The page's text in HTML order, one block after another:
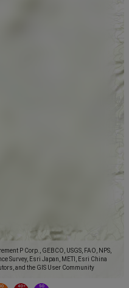
P Corp., GEBCO, USGS, FAO, NPS,
Survey, Esri Japan, METI, Esri China
and the GIS User Community